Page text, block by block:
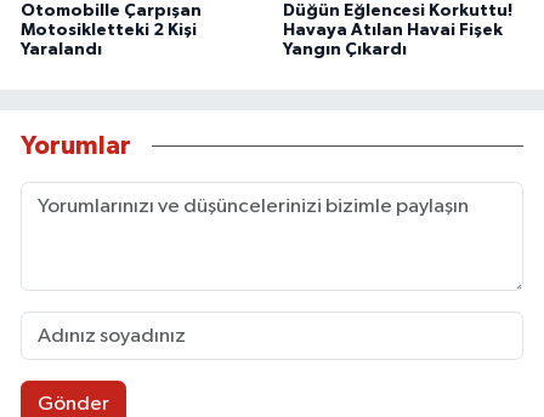
Otomobille Çarpışan
Motosikletteki 2 Kişi
Yaralandı
Düğün Eğlencesi Korkuttu!
Havaya Atılan Havai Fişek
Yangın Çıkardı
Yorumlar
Gönder